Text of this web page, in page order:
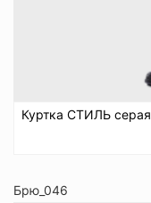
Куртка СТИЛЬ серая
Брю_046